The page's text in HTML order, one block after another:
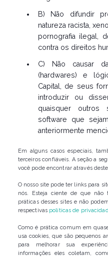
B) Não difundir
natureza racista,
pornografia ilegal,
contra os direitos
C) Não causar
(hardwares) e
Capital, de seus
introduzir ou
quaisquer outros
software que
anteriormente
Em alguns casos especiais,
terceiros confiáveis. A seção a
você pode encontrar através
O nosso site pode ter links para
nós. Esteja ciente de que não
práticas desses sites e não
respectivas políticas de
Como é prática comum em
usa cookies, que são pequenos
para melhorar sua
informações eles coletam,